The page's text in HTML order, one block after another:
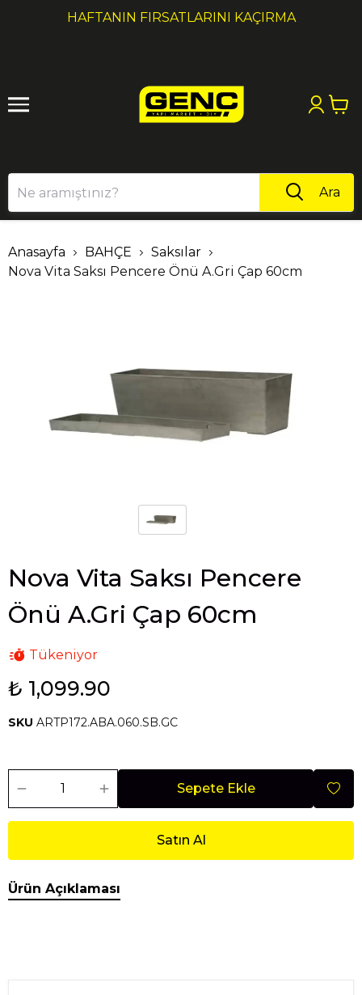
HAFTANIN FIRSATLARINI KAÇIRMA
1 2
Ara
Anasayfa BAHÇE
Saksılar
Nova Vita Saksı Pencere Önü A.Gri Çap 60cm
Nova Vita Saksı Pencere
Önü A.Gri Çap 60cm
Tükeniyor
₺ 1,099.90
SKU ARTP172.ABA.060.SB.GC
Sepete Ekle
Satın Al
Ürün Açıklaması